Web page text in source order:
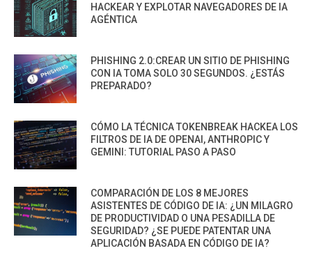
HACKEAR Y EXPLOTAR NAVEGADORES DE IA
AGÉNTICA
PHISHING 2.0:CREAR UN SITIO DE PHISHING
CON IA TOMA SOLO 30 SEGUNDOS. ¿ESTÁS
PREPARADO?
CÓMO LA TÉCNICA TOKENBREAK HACKEA LOS
FILTROS DE IA DE OPENAI, ANTHROPIC Y
GEMINI: TUTORIAL PASO A PASO
COMPARACIÓN DE LOS 8 MEJORES
ASISTENTES DE CÓDIGO DE IA: ¿UN MILAGRO
DE PRODUCTIVIDAD O UNA PESADILLA DE
SEGURIDAD? ¿SE PUEDE PATENTAR UNA
APLICACIÓN BASADA EN CÓDIGO DE IA?